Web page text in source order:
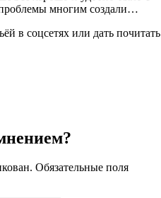
многим создали…
в соцсетях или дать почитать
Обязательные поля